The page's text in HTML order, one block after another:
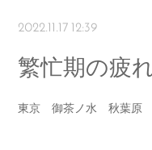
2022.11.17 12:39
繁忙期の疲
東京 御茶ノ水 秋葉原